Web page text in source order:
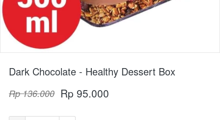
Dark Chocolate - Healthy Dessert Box
Rp 136.000 Rp 95.000